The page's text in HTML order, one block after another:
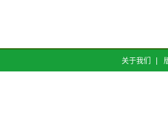
关于我们